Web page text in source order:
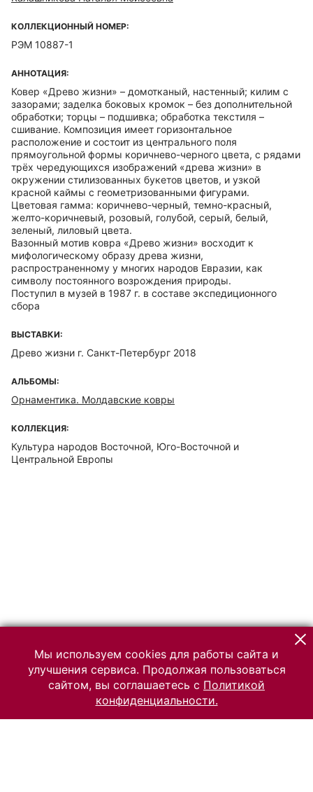
КОЛЛЕКЦИОННЫЙ НОМЕР:
РЭМ 10887-1
АННОТАЦИЯ:
Ковер «Древо жизни» – домотканый, настенный; килим с
зазорами; заделка боковых кромок – без дополнительной
обработки; торцы – подшивка; обработка текстиля –
сшивание. Композиция имеет горизонтальное
расположение и состоит из центрального поля
прямоугольной формы коричнево-черного цвета, с рядами
трёх чередующихся изображений «древа жизни» в
окружении стилизованных букетов цветов, и узкой
красной каймы с геометризованными фигурами.
Цветовая гамма: коричнево-черный, темно-красный,
желто-коричневый, розовый, голубой, серый, белый,
зеленый, лиловый цвета.
Вазонный мотив ковра «Древо жизни» восходит к
мифологическому образу древа жизни,
распространенному у многих народов Евразии, как
символу постоянного возрождения природы.
Поступил в музей в 1987 г. в составе экспедиционного
сбора
ВЫСТАВКИ:
Древо жизни г. Санкт-Петербург 2018
АЛЬБОМЫ:
Орнаментика. Молдавские ковры
КОЛЛЕКЦИЯ:
Культура народов Восточной, Юго-Восточной и
Центральной Европы
Мы используем cookies для работы сайта и
улучшения сервиса. Продолжая пользоваться
сайтом, вы соглашаетесь с Политикой
конфиденциальности.